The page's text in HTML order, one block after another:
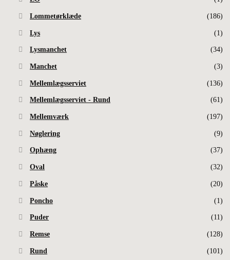
Lommetørklæde (186)
Lys (1)
Lysmanchet (34)
Manchet (3)
Mellemlægsserviet (136)
Mellemlægsserviet - Rund (61)
Mellemværk (197)
Nøglering (9)
Ophæng (37)
Oval (32)
Påske (20)
Poncho (1)
Puder (11)
Remse (128)
Rund (101)